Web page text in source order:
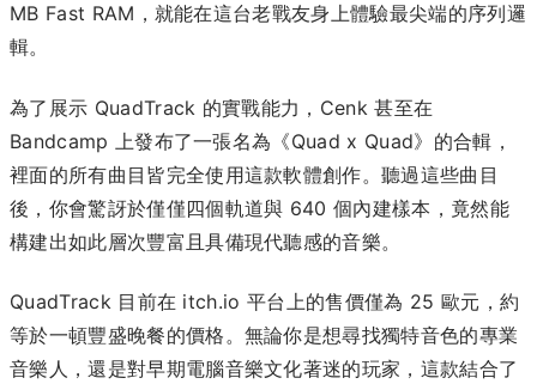
MB Fast RAM，就能在這台老戰友身上體驗最尖端的序列邏
輯。
為了展示 QuadTrack 的實戰能力，Cenk 甚至在
Bandcamp 上發布了一張名為《Quad x Quad》的合輯，
裡面的所有曲目皆完全使用這款軟體創作。聽過這些曲目
後，你會驚訝於僅僅四個軌道與 640 個內建樣本，竟然能
構建出如此層次豐富且具備現代聽感的音樂。
QuadTrack 目前在 itch.io 平台上的售價僅為 25 歐元，約
等於一頓豐盛晚餐的價格。無論你是想尋找獨特音色的專業
音樂人，還是對早期電腦音樂文化著迷的玩家，這款結合了